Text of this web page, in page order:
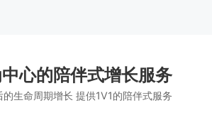
心的陪伴式增长服务
的生命周期增长 提供1V1的陪伴式服务